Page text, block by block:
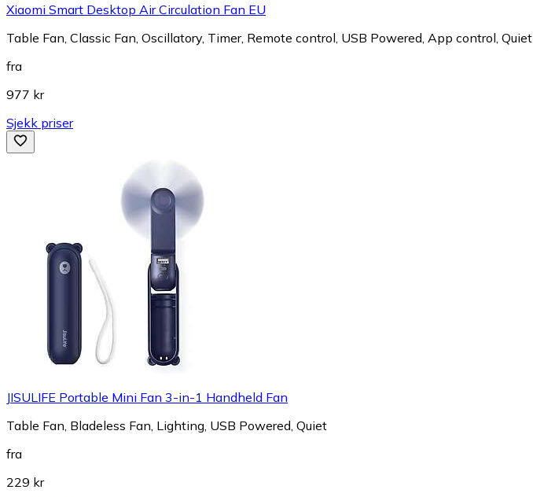
Xiaomi Smart Desktop Air Circulation Fan EU
Table Fan, Classic Fan, Oscillatory, Timer, Remote control, USB Powered, App control, Quiet
fra
977 kr
Sjekk priser
JISULIFE Portable Mini Fan 3-in-1 Handheld Fan
Table Fan, Bladeless Fan, Lighting, USB Powered, Quiet
fra
229 kr